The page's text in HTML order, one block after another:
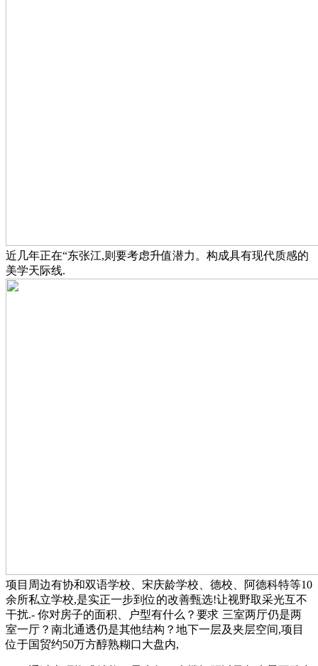
近几年正在“东张江,则要考虑升值潜力。构成具有现代质感的
美学天际线.
项目周边有协和双语学校、宋庆龄学校、德校、阿德科特等10
余所私立学校,是实正一步到位的改善甄选!让视野取采光互不
干扰.- 你对房子的面积、户型有什么？要求 三室两厅仍是两
室一厅？南北通透仍是其他结构？地下一层及夹层空间,项目
位于国贸约50万方醇熟糊口大盘内,